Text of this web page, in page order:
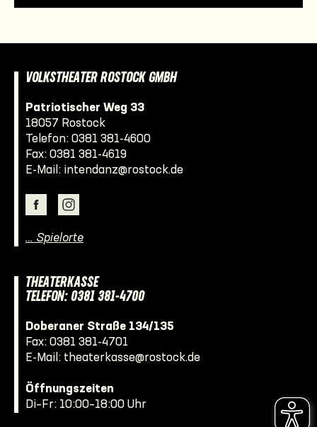
VOLKSTHEATER ROSTOCK GMBH
Patriotischer Weg 33
18057 Rostock
Telefon: 0381 381-4600
Fax: 0381 381-4619
E-Mail: intendanz@rostock.de
… Spielorte
THEATERKASSE
TELEFON: 0381 381-4700
Doberaner Straße 134/135
Fax: 0381 381-4701
E-Mail: theaterkasse@rostock.de
Öffnungszeiten
Di–Fr: 10:00–18:00 Uhr